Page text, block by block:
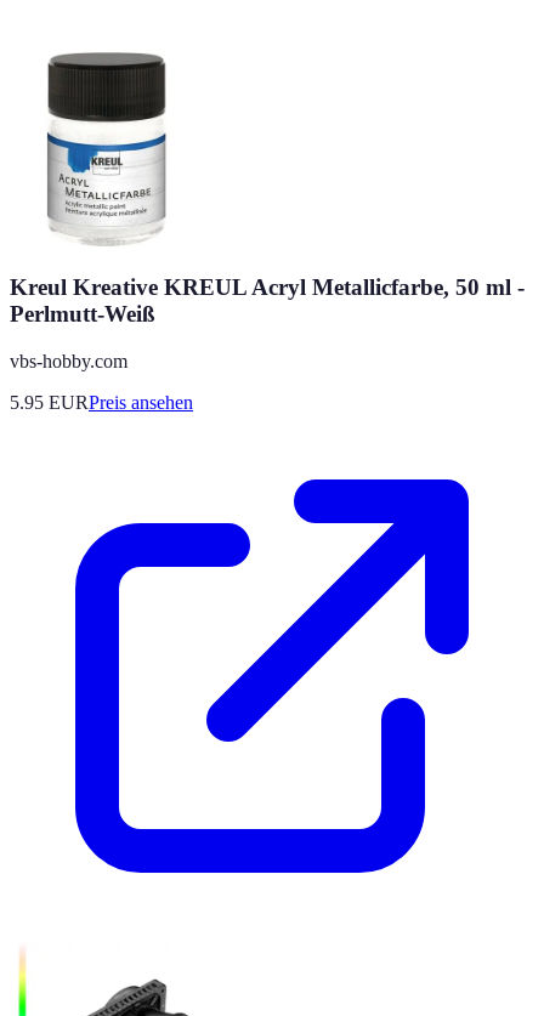
Kreul Kreative KREUL Acryl Metallicfarbe, 50 ml -
Perlmutt-Weiß
vbs-hobby.com
5.95 EURPreis ansehen